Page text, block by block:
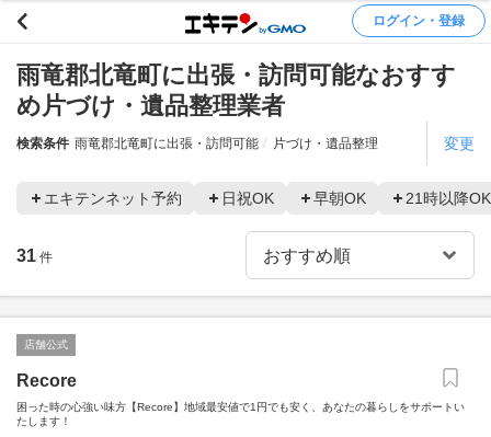
ログイン・登録
雨竜郡北竜町に出張・訪問可能なおすす
め片づけ・遺品整理業者
検索条件 雨竜郡北竜町に出張・訪問可能 片づけ・遺品整理 変更
エキテンネット予約 日祝OK 早朝OK 21時以降OK
31 件
店舗公式
Recore
困った時の心強い味方【Recore】地域最安値で1円でも安く、あなたの暮らしをサポートい
たします！